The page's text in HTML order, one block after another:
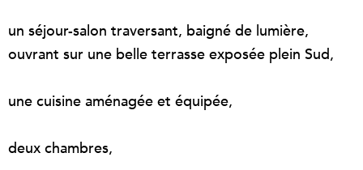
un séjour-salon traversant, baigné de lumière,
ouvrant sur une belle terrasse exposée plein Sud,
une cuisine aménagée et équipée,
deux chambres,